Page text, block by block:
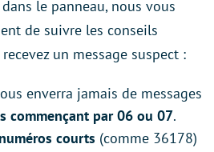
le panneau, nous vous
de suivre les conseils
un message suspect :
enverra jamais de messages
commençant par 06 ou 07.
courts (comme 36178)